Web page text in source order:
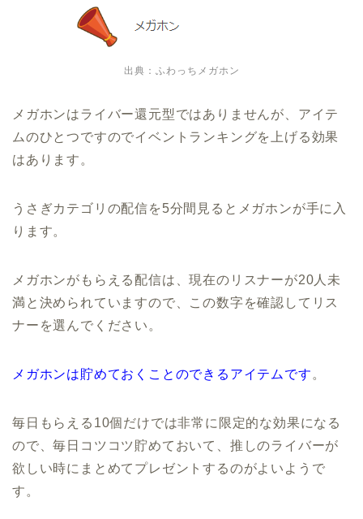
出典：ふわっちメガホン
メガホンはライバー還元型ではありませんが、アイテ
ムのひとつですのでイベントランキングを上げる効果
はあります。
うさぎカテゴリの配信を5分間見るとメガホンが手に入
ります。
メガホンがもらえる配信は、現在のリスナーが20人未
満と決められていますので、この数字を確認してリス
ナーを選んでください。
メガホンは貯めておくことのできるアイテムです 。
毎日もらえる10個だけでは非常に限定的な効果になる
ので、毎日コツコツ貯めておいて、推しのライバーが
欲しい時にまとめてプレゼントするのがよいようで
す。